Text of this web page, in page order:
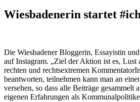
Wiesbadenerin startet
Die Wiesbadener Bloggerin, Essayistin
auf Instagram. „Ziel der Aktion ist es,
rechten und rechtsextremen
beantworten, teilnehmen kann man an
versehen, so dass alle Beiträge
eigenen Erfahrungen als